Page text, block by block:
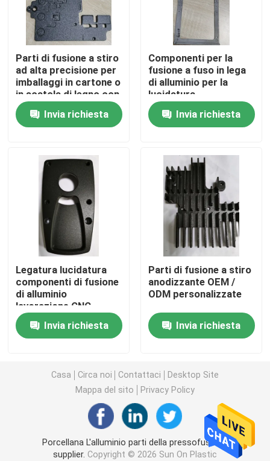
Controllo di qualità
Richiedere un preventivo
parti stampate ad iniezione
Stampaggio ad iniezione di precisione
Parti dell'hardware di precisione
Le parti della pressofusione
La muffa della pressofusione
Parti in gomma siliconica
Stampaggio ad iniezione del silicone
Parti di telecomunicazione
Parti mediche di plastica dello stampaggio ad
Parti di fusione a stiro
ad alta precisione per
imballaggi in cartone o
in scatola di legno con
superficie anodizzata
Invia richiesta
Componenti per la
fusione a fuso in lega
di alluminio per la
lucidatura
personalizzata della
superficie anodizzata
Invia richiesta
Legatura lucidatura
componenti di fusione
di alluminio
lavorazione CNC
Invia richiesta
Parti di fusione a stiro
anodizzante OEM /
ODM personalizzate
Invia richiesta
Casa Circa noi Contattaci
Desktop Site
Mappa del sito
Privacy Policy
Porcellana L'alluminio parti della pressofusione
supplier. Copyright © 2026 Sun On Plastic